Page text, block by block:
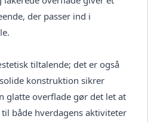
der passer ind i
tiltalende; det er også
konstruktion sikrer
glatte overflade gør det let at
både hverdagens aktiviteter